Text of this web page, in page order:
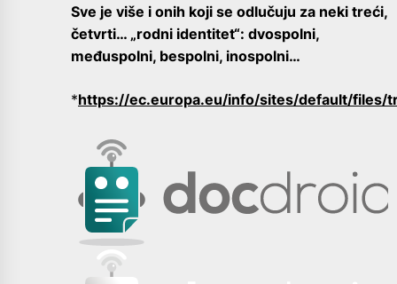
Sve je više i onih koji se odlučuju za neki treći,
četvrti… „rodni identitet“: dvospolni,
međuspolni, bespolni, inospolni…
*https://ec.europa.eu/info/sites/default/files/